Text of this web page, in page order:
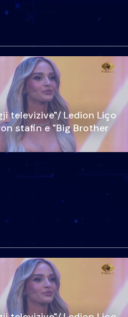
televizive"/ Ledion Liço
stafin e "Big Brother